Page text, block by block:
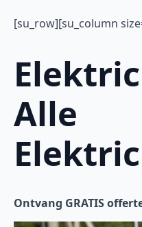
[su_row][su_column
Alle
Ontvang GRATIS